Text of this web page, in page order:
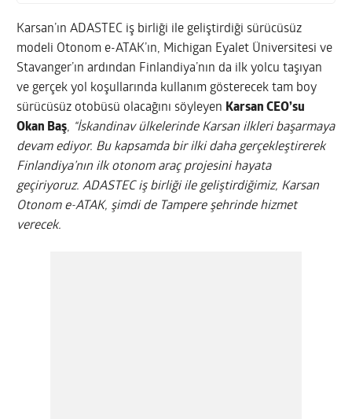
Karsan’ın ADASTEC iş birliği ile geliştirdiği sürücüsüz
modeli Otonom e-ATAK’ın, Michigan Eyalet Üniversitesi ve
Stavanger’ın ardından Finlandiya’nın da ilk yolcu taşıyan
ve gerçek yol koşullarında kullanım gösterecek tam boy
sürücüsüz otobüsü olacağını söyleyen Karsan CEO’su
Okan Baş, “İskandinav ülkelerinde Karsan ilkleri başarmaya
devam ediyor. Bu kapsamda bir ilki daha gerçekleştirerek
Finlandiya’nın ilk otonom araç projesini hayata
geçiriyoruz. ADASTEC iş birliği ile geliştirdiğimiz, Karsan
Otonom e-ATAK, şimdi de Tampere şehrinde hizmet
verecek.